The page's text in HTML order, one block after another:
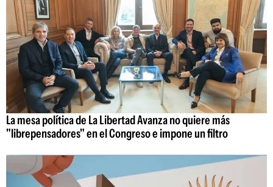
La mesa política de La Libertad Avanza no quiere más
"librepensadores" en el Congreso e impone un filtro